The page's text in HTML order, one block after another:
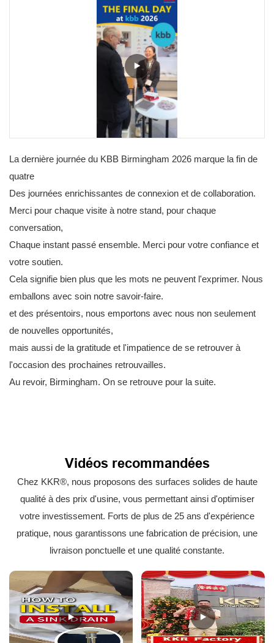
La dernière journée du KBB Birmingham 2026 marque la fin de
quatre
Des journées enrichissantes de connexion et de collaboration.
Merci pour chaque visite à notre stand, pour chaque
conversation,
Chaque instant passé ensemble. Merci pour votre confiance et
votre soutien.
Cela signifie bien plus que les mots ne peuvent l'exprimer. Nous
emballons avec soin notre savoir-faire.
et des présentoirs, nous emportons avec nous non seulement
de nouvelles opportunités,
mais aussi de la gratitude et l'impatience de se retrouver à
l'occasion des prochaines retrouvailles.
Au revoir, Birmingham. On se retrouve pour la suite.
Vidéos recommandées
Chez KKR®, nous proposons des surfaces solides de haute
qualité à des prix d'usine, vous permettant ainsi d'optimiser
votre investissement. Forts de plus de 25 ans d'expérience
pratique, nous garantissons une fabrication de précision, une
livraison ponctuelle et une qualité constante.